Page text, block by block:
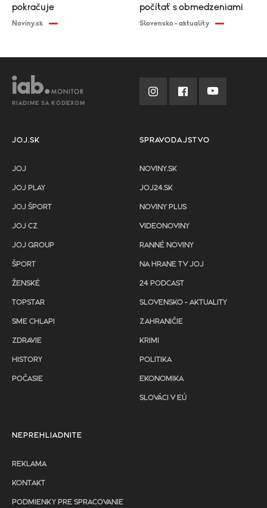
pokračuje
Noviny.sk
počítať s obmedzeniami
Slovensko - aktuality
RIADIME SA KÓDEXOM
JOJ.SK
JOJ
JOJ PLAY
JOJ ŠPORT
JOJ CZ
JOJ GROUP
ŠPORT
ŽENSKÉ
TOPSTAR
SME CHLAPI
ZDRAVIE
HISTORY
POČASIE
SPRAVODAJSTVO
NOVINY.SK
JOJ24.SK
NOVINY PLUS
VIDEONOVINY
RANNÉ NOVINY
NA HRANE TV JOJ
24 PODCAST
SLOVENSKO - AKTUALITY
ZAHRANIČIE
KRIMI
POLITIKA
EKONOMIKA
SLOVÁCI V EÚ
NEPREHLIADNITE
REKLAMA
KONTAKT
PODMIENKY PRE SPRACOVANIE